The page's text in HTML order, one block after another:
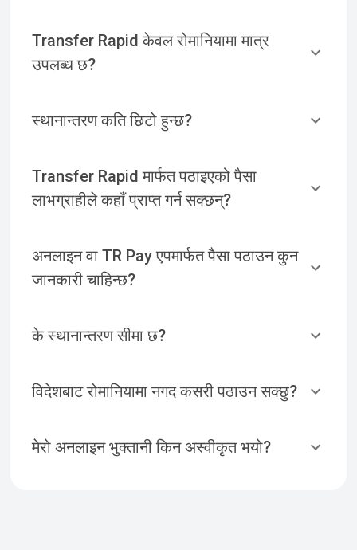
Transfer Rapid केवल रोमानियामा मात्र
उपलब्ध छ?
स्थानान्तरण कति छिटो हुन्छ?
Transfer Rapid मार्फत पठाइएको पैसा
लाभग्राहीले कहाँ प्राप्त गर्न सक्छन्?
अनलाइन वा TR Pay एपमार्फत पैसा पठाउन कुन
जानकारी चाहिन्छ?
के स्थानान्तरण सीमा छ?
विदेशबाट रोमानियामा नगद कसरी पठाउन सक्छु?
मेरो अनलाइन भुक्तानी किन अस्वीकृत भयो?